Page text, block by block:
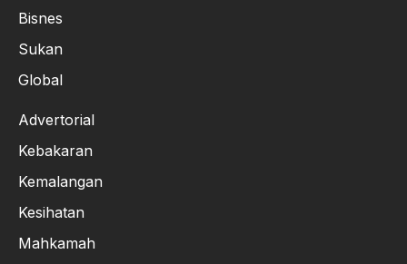
Bisnes
Sukan
Global
Advertorial
Kebakaran
Kemalangan
Kesihatan
Mahkamah